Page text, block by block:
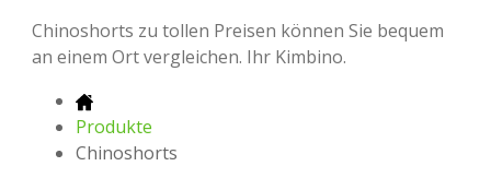
Chinoshorts zu tollen Preisen können Sie bequem
an einem Ort vergleichen. Ihr Kimbino.
Produkte
Chinoshorts